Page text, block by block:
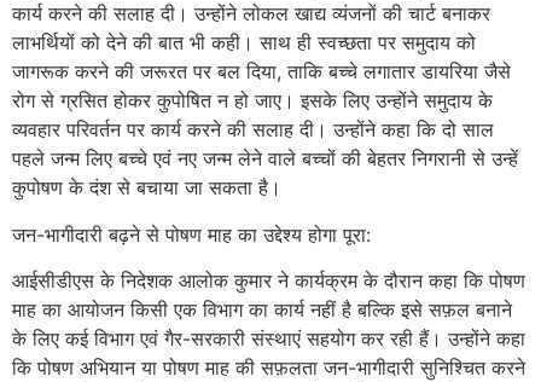
कार्य करने की सलाह दी। उन्होंने लोकल खाद्य व्यंजनों की चार्ट बनाकर
लाभर्थियों को देने की बात भी कही। साथ ही स्वच्छता पर समुदाय को
जागरूक करने की जरूरत पर बल दिया, ताकि बच्चे लगातार डायरिया जैसे
रोग से ग्रसित होकर कुपोषित न हो जाए। इसके लिए उन्होंने समुदाय के
व्यवहार परिवर्तन पर कार्य करने की सलाह दी। उन्होंने कहा कि दो साल
पहले जन्म लिए बच्चे एवं नए जन्म लेने वाले बच्चों की बेहतर निगरानी से उन्हें
कुपोषण के दंश से बचाया जा सकता है।
जन-भागीदारी बढ़ने से पोषण माह का उद्देश्य होगा पूरा:
आईसीडीएस के निदेशक आलोक कुमार ने कार्यक्रम के दौरान कहा कि पोषण
माह का आयोजन किसी एक विभाग का कार्य नहीं है बल्कि इसे सफ़ल बनाने
के लिए कई विभाग एवं गैर-सरकारी संस्थाएं सहयोग कर रही हैं। उन्होंने कहा
कि पोषण अभियान या पोषण माह की सफ़लता जन-भागीदारी सुनिश्चित करने